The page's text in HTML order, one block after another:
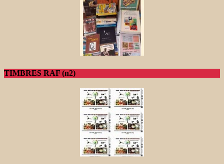
TIMBRES RAF (n2)